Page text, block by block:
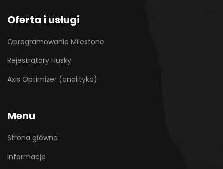
Oferta i usługi
Oprogramowanie Milestone
Rejestratory Husky
Axis Optimizer (analityka)
Menu
Strona główna
Informacje